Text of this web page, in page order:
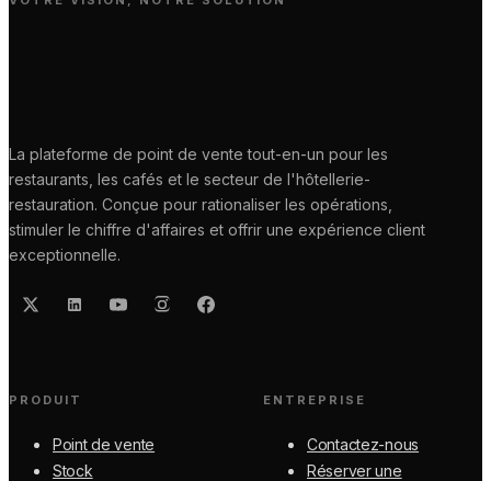
La plateforme de point de vente tout-en-un pour les
restaurants, les cafés et le secteur de l'hôtellerie-
restauration. Conçue pour rationaliser les opérations,
stimuler le chiffre d'affaires et offrir une expérience client
exceptionnelle.
PRODUIT
Point de vente
Stock
ENTREPRISE
Contactez-nous
Réserver une